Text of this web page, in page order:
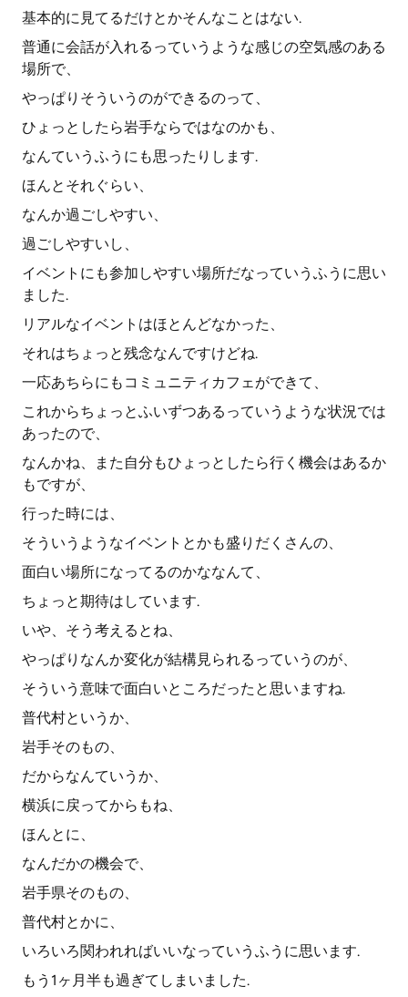
基本的に見てるだけとかそんなことはない.
普通に会話が入れるっていうような感じの空気感のある
場所で、
やっぱりそういうのができるのって、
ひょっとしたら岩手ならではなのかも、
なんていうふうにも思ったりします.
ほんとそれぐらい、
なんか過ごしやすい、
過ごしやすいし、
イベントにも参加しやすい場所だなっていうふうに思い
ました.
リアルなイベントはほとんどなかった、
それはちょっと残念なんですけどね.
一応あちらにもコミュニティカフェができて、
これからちょっとふいずつあるっていうような状況では
あったので、
なんかね、また自分もひょっとしたら行く機会はあるか
もですが、
行った時には、
そういうようなイベントとかも盛りだくさんの、
面白い場所になってるのかななんて、
ちょっと期待はしています.
いや、そう考えるとね、
やっぱりなんか変化が結構見られるっていうのが、
そういう意味で面白いところだったと思いますね.
普代村というか、
岩手そのもの、
だからなんていうか、
横浜に戻ってからもね、
ほんとに、
なんだかの機会で、
岩手県そのもの、
普代村とかに、
いろいろ関われればいいなっていうふうに思います.
もう1ヶ月半も過ぎてしまいました.